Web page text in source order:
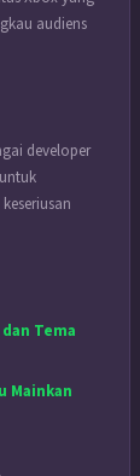
audiens
developer
Tema
Mainkan